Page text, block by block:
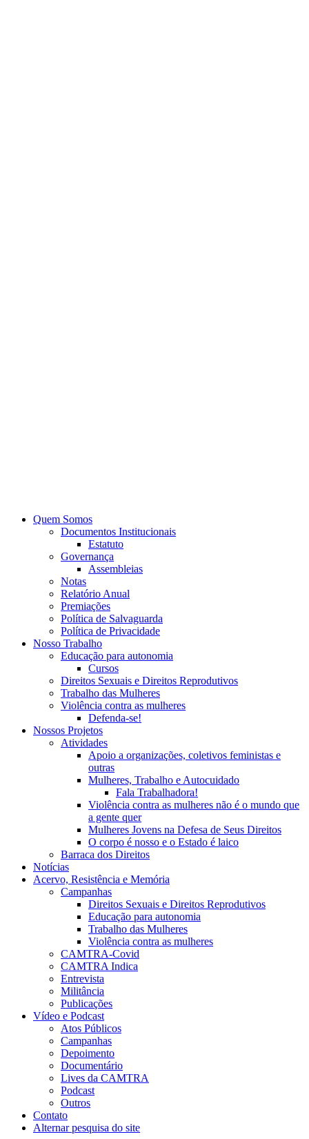
Quem Somos
Documentos Institucionais
Estatuto
Governança
Assembleias
Notas
Relatório Anual
Premiações
Política de Salvaguarda
Política de Privacidade
Nosso Trabalho
Educação para autonomia
Cursos
Direitos Sexuais e Direitos Reprodutivos
Trabalho das Mulheres
Violência contra as mulheres
Defenda-se!
Nossos Projetos
Atividades
Apoio a organizações, coletivos feministas e
outras
Mulheres, Trabalho e Autocuidado
Fala Trabalhadora!
Violência contra as mulheres não é o mundo que
a gente quer
Mulheres Jovens na Defesa de Seus Direitos
O corpo é nosso e o Estado é laico
Barraca dos Direitos
Notícias
Acervo, Resistência e Memória
Campanhas
Direitos Sexuais e Direitos Reprodutivos
Educação para autonomia
Trabalho das Mulheres
Violência contra as mulheres
CAMTRA-Covid
CAMTRA Indica
Entrevista
Militância
Publicações
Vídeo e Podcast
Atos Públicos
Campanhas
Depoimento
Documentário
Lives da CAMTRA
Podcast
Outros
Contato
Alternar pesquisa do site